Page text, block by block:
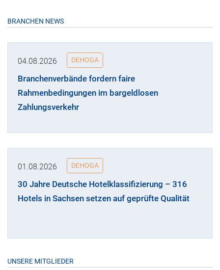
BRANCHEN NEWS
04.08.2026 DEHOGA
Branchenverbände fordern faire
Rahmenbedingungen im bargeldlosen
Zahlungsverkehr
01.08.2026 DEHOGA
30 Jahre Deutsche Hotelklassifizierung – 316
Hotels in Sachsen setzen auf geprüfte Qualität
UNSERE MITGLIEDER